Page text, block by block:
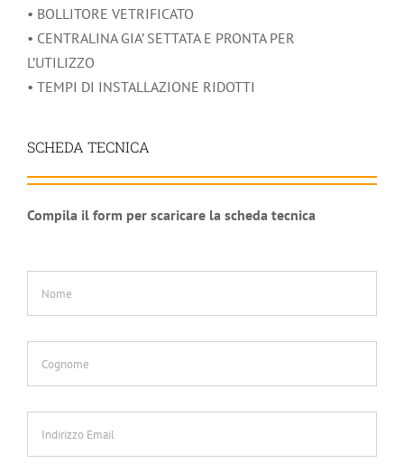
• BOLLITORE VETRIFICATO
• CENTRALINA GIA’ SETTATA E PRONTA PER
L’UTILIZZO
• TEMPI DI INSTALLAZIONE RIDOTTI
SCHEDA TECNICA
Compila il form per scaricare la scheda tecnica
Nome *
Cognome *
Indirizzo
Email *